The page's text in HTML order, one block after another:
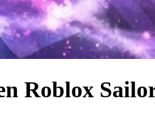
Roblox